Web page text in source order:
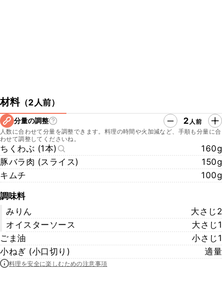
材料（2人前）
分量の調整 2 人前
人数に合わせて分量を調整できます。料理の時間や火加減など、手順も分量に合
わせて調整してくださいね。
ちくわぶ (1本)
160g
豚バラ肉 (スライス)
150g
キムチ
100g
調味料
みりん
大さじ2
オイスターソース
大さじ1
ごま油
小さじ1
小ねぎ (小口切り)
適量
料理を安全に楽しむための注意事項